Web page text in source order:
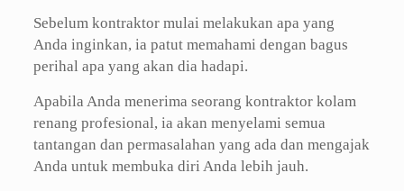
Sebelum kontraktor mulai melakukan apa yang
Anda inginkan, ia patut memahami dengan bagus
perihal apa yang akan dia hadapi.
Apabila Anda menerima seorang kontraktor kolam
renang profesional, ia akan menyelami semua
tantangan dan permasalahan yang ada dan mengajak
Anda untuk membuka diri Anda lebih jauh.